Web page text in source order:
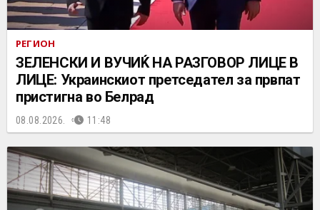
РЕГИОН
ЗЕЛЕНСКИ И ВУЧИЌ НА РАЗГОВОР ЛИЦЕ В
ЛИЦЕ: Украинскиот претседател за првпат
пристигна во Белрад
08.08.2026. 11:48